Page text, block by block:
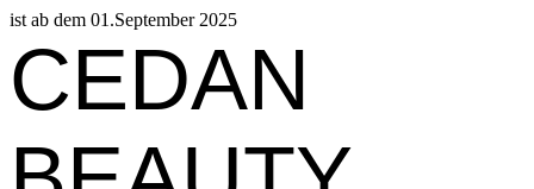
ist ab dem 01.September 2025
CEDAN